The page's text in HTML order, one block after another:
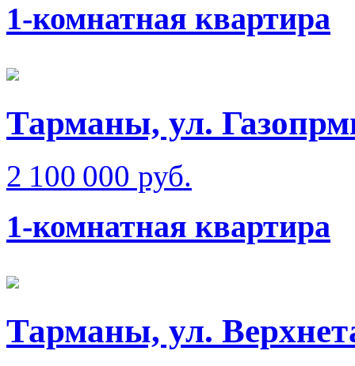
1-комнатная квартира
Тарманы, ул.
2 100 000 руб.
1-комнатная квартира
Тарманы, ул.